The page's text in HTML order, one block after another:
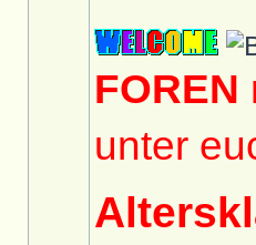
FOREN
unter